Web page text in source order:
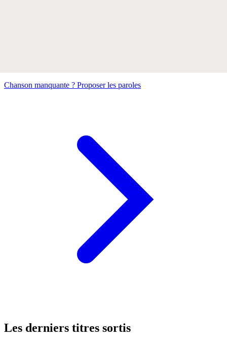
Chanson manquante ? Proposer les paroles
Les derniers titres sortis